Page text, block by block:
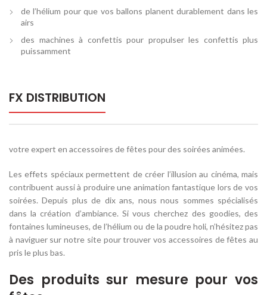
FX DISTRIBUTION
votre expert en accessoires de fêtes pour des soirées animées.
Les effets spéciaux permettent de créer l’illusion au cinéma, mais
contribuent aussi à produire une animation fantastique lors de vos
soirées. Depuis plus de dix ans, nous nous sommes spécialisés
dans la création d’ambiance. Si vous cherchez des goodies, des
fontaines lumineuses, de l’hélium ou de la poudre holi, n’hésitez pas
à naviguer sur notre site pour trouver vos accessoires de fêtes au
pris le plus bas.
Des produits sur mesure pour vos
de l’hélium pour que vos ballons planent durablement dans les
airs
des machines à confettis pour propulser les confettis plus
puissamment